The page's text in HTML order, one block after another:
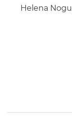
Helena